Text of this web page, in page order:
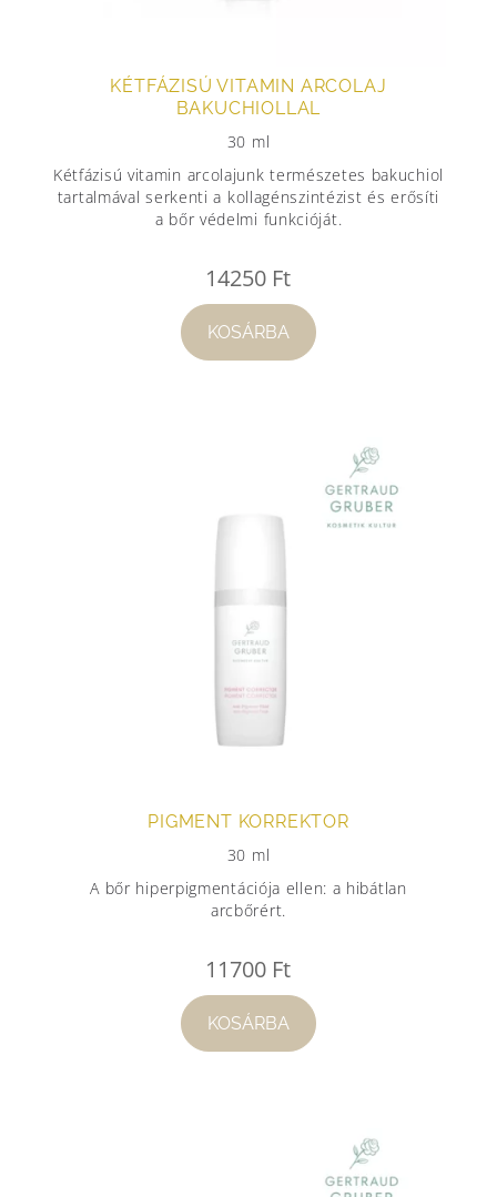
KÉTFÁZISÚ VITAMIN ARCOLAJ
BAKUCHIOLLAL
30 ml
Kétfázisú vitamin arcolajunk természetes bakuchiol
tartalmával serkenti a kollagénszintézist és erősíti
a bőr védelmi funkcióját.
14250 Ft
KOSÁRBA
PIGMENT KORREKTOR
30 ml
A bőr hiperpigmentációja ellen: a hibátlan
arcbőrért.
11700 Ft
KOSÁRBA